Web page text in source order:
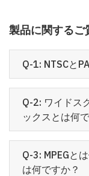
製品に関するご
Q-1: NTSCと
Q-2: ワイドス
ックスとは何
Q-3: MPEGと
は何ですか？